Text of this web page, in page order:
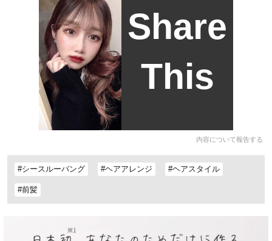
Share
This
内容について報告する
#シースルーバング #ヘアアレンジ #ヘアスタイル
#前髪